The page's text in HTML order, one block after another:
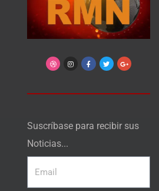
Suscríbase para recibir sus
Noticias...